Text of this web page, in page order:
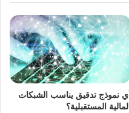
أي نموذج تدقيق يناسب الشبكات
المالية المستقبلية؟